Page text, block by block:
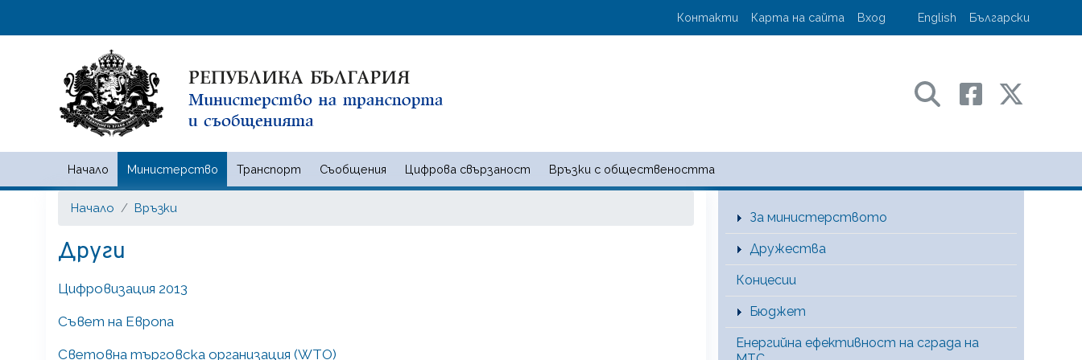
User account menu
Контакти Карта на сайта Вход English Български
Начало Министерство Транспорт Съобщения Цифрова свързаност Връзки с обществеността
Министерство на транспорта и съобщенията | Ministry of transport and communications
Начало Връзки
Други
Цифровизация 2013
Съвет на Европа
Световна търговска организация (WTO)
Main Menu [BG]
За министерството
Дружества
Концесии
Бюджет
Енергийна ефективност на сграда на